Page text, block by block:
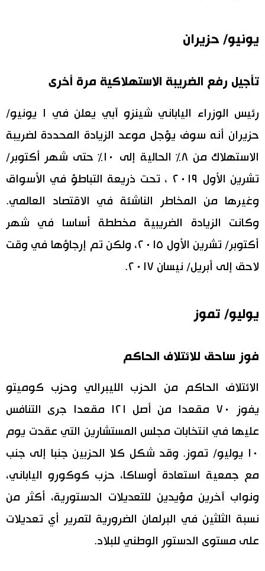
يونيو/ حزيران
تأجيل رفع الضريبة الاستهلاكية مرة أخرى
رئيس الوزراء الياباني شينزو آبي يعلن في ١ يونيو/
حزيران أنه سوف يؤجل موعد الزيادة المحددة لضريبة
الاستهلاك من ٨٪ الحالية إلى ١٠٪ حتى شهر أكتوبر/
تشرين الأول ٢٠١٩ ، تحت ذريعة التباطؤ في الأسواق
وغيرها من المخاطر الناشئة في الاقتصاد العالمي.
وكانت الزيادة الضريبية مخططة أساسا في شهر
أكتوبر/ تشرين الأول ٢٠١٥، ولكن تم إرجاؤها في وقت
لاحق إلى أبريل/ نيسان ٢٠١٧.
يوليو/ تموز
فوز ساحق للائتلاف الحاكم
الائتلاف الحاكم من الحزب الليبرالي وحزب كوميتو
يفوز ٧٠ مقعدا من أصل ١٢١ مقعدا جرى التنافس
عليها في انتخابات مجلس المستشارين التي عقدت يوم
١٠ يوليو/ تموز. وقد شكل كلا الحزبين جنبا إلى جنب
مع جمعية استعادة أوساكا، حزب كوكورو الياباني،
ونواب آخرين مؤيدين للتعديلات الدستورية، أكثر من
نسبة الثلثين في البرلمان الضرورية لتمرير أي تعديلات
على مستوى الدستور الوطني للبلاد.